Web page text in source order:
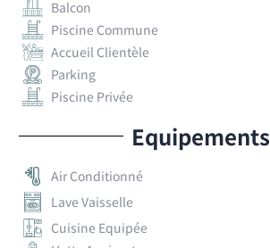
Balcon
Piscine Commune
Accueil Clientèle
Parking
Piscine Privée
Equipements
Air Conditionné
Lave Vaisselle
Cuisine Equipée